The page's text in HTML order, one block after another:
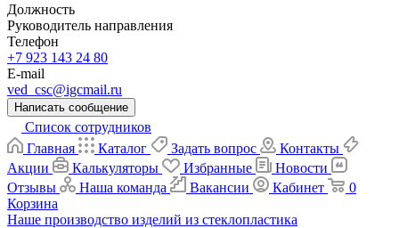
Должность
Руководитель направления
Телефон
+7 923 143 24 80
E-mail
ved_csc@igcmail.ru
Написать сообщение
Список сотрудников
Главная
Каталог Задать вопрос
Контакты
Акции
Калькуляторы Избранные
Новости
Отзывы
Наша команда Вакансии Кабинет
0
Корзина
Наше производство изделий из стеклопластика